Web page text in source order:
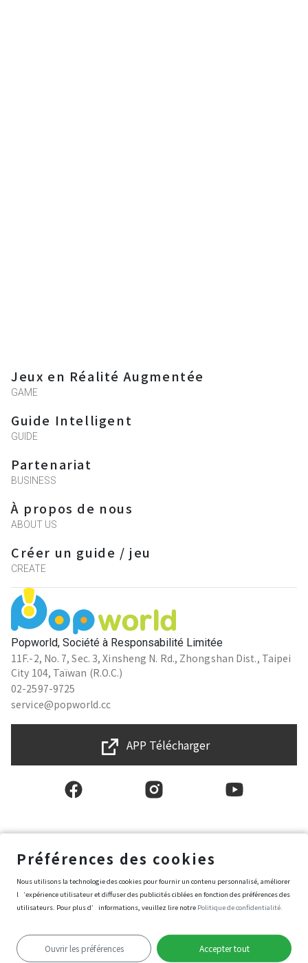
Popworld, Société à Responsabilité Limitée
11F.-2, No. 7, Sec. 3, Xinsheng N. Rd., Zhongshan Dist., Taipei
City 104, Taïwan (R.O.C.)
02-2597-9725
service@popworld.cc
Jeux en Réalité Augmentée
GAME
Guide Intelligent
GUIDE
Partenariat
BUSINESS
À propos de nous
ABOUT US
Créer un guide / jeu
CREATE
APP Télécharger
Conditions générales d'utilisation
Politique de protection des données et de la vie privée
Préférences des cookies
Français
Préférences des cookies
Nous utilisons la technologie des cookies pour fournir un contenu personnalisé, améliorer
l‘expérience utilisateur et diffuser des publicités ciblées en fonction des préférences des
utilisateurs. Pour plus d’informations, veuillez lire notre Politique de confidentialité.
Ouvrir les préférences Accepter tout